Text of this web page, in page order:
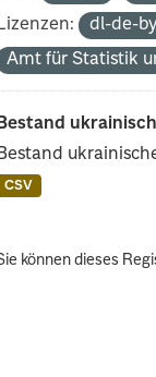
dl-de-
Amt für Statistik
Bestand
CSV
können dieses